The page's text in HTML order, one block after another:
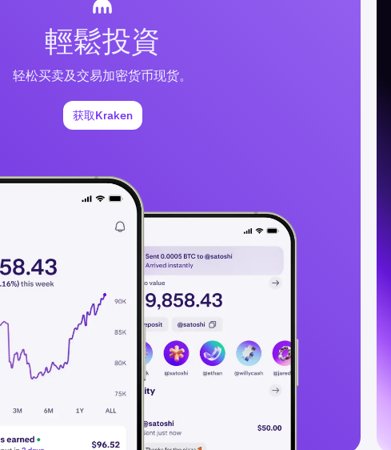
輕鬆投資
轻松买卖及交易加密货币现货。
获取Kraken